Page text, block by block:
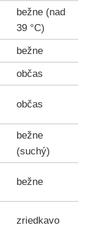
bežne (nad
39 °C)
bežne
občas
občas
bežne
(suchý)
bežne
zriedkavo